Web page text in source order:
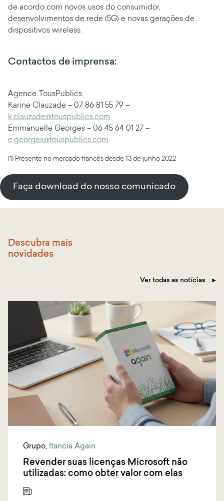
de acordo com novos usos do consumidor,
desenvolvimentos de rede (5G) e novas gerações de
dispositivos wireless.
Contactos de imprensa:
Agence TousPublics
Karine Clauzade – 07 86 81 55 79 –
k.clauzade@touspublics.com
Emmanuelle Georges – 06 45 64 01 27 –
e.georges@touspublics.com
(1) Presente no mercado francês desde 13 de junho 2022
Faça download do nosso comunicado
Descubra mais
novidades
Ver todas as notícias
Grupo, Itancia Again
Revender suas licenças Microsoft não
utilizadas: como obter valor com elas